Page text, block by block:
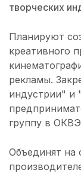
творческих
Планируют
креативного
рекламы.
индустрии" и
группу в
Объединят на